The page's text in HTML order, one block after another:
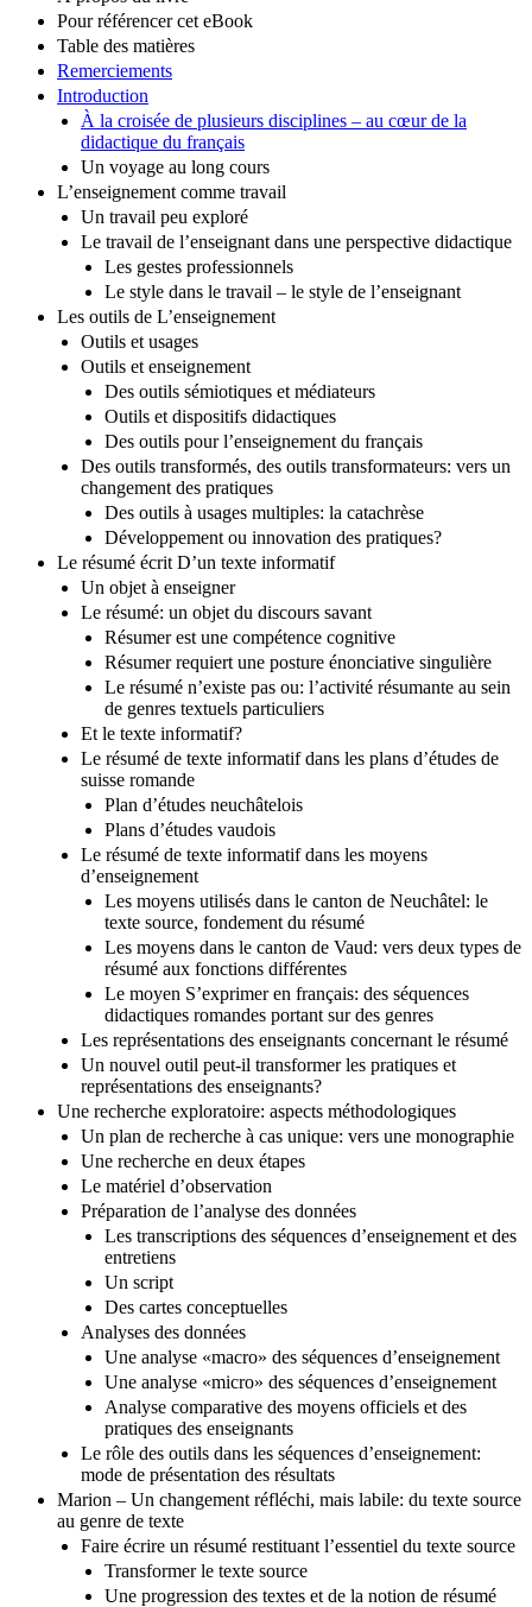
Pour référencer cet eBook
Table des matières
Remerciements
Introduction
À la croisée de plusieurs disciplines – au cœur de la
didactique du français
Un voyage au long cours
L’enseignement comme travail
Un travail peu exploré
Le travail de l’enseignant dans une perspective didactique
Les gestes professionnels
Le style dans le travail – le style de l’enseignant
Les outils de L’enseignement
Outils et usages
Outils et enseignement
Des outils sémiotiques et médiateurs
Outils et dispositifs didactiques
Des outils pour l’enseignement du français
Des outils transformés, des outils transformateurs: vers un
changement des pratiques
Des outils à usages multiples: la catachrèse
Développement ou innovation des pratiques?
Le résumé écrit D’un texte informatif
Un objet à enseigner
Le résumé: un objet du discours savant
Résumer est une compétence cognitive
Résumer requiert une posture énonciative singulière
Le résumé n’existe pas ou: l’activité résumante au sein
de genres textuels particuliers
Et le texte informatif?
Le résumé de texte informatif dans les plans d’études de
suisse romande
Plan d’études neuchâtelois
Plans d’études vaudois
Le résumé de texte informatif dans les moyens
d’enseignement
Les moyens utilisés dans le canton de Neuchâtel: le
texte source, fondement du résumé
Les moyens dans le canton de Vaud: vers deux types de
résumé aux fonctions différentes
Le moyen S’exprimer en français: des séquences
didactiques romandes portant sur des genres
Les représentations des enseignants concernant le résumé
Un nouvel outil peut-il transformer les pratiques et
représentations des enseignants?
Une recherche exploratoire: aspects méthodologiques
Un plan de recherche à cas unique: vers une monographie
Une recherche en deux étapes
Le matériel d’observation
Préparation de l’analyse des données
Les transcriptions des séquences d’enseignement et des
entretiens
Un script
Des cartes conceptuelles
Analyses des données
Une analyse «macro» des séquences d’enseignement
Une analyse «micro» des séquences d’enseignement
Analyse comparative des moyens officiels et des
pratiques des enseignants
Le rôle des outils dans les séquences d’enseignement:
mode de présentation des résultats
Marion – Un changement réfléchi, mais labile: du texte source
au genre de texte
Faire écrire un résumé restituant l’essentiel du texte source
Transformer le texte source
Une progression des textes et de la notion de résumé